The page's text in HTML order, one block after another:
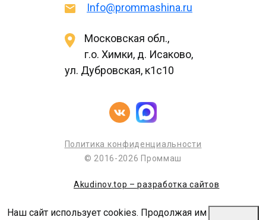
Info@prommashina.ru
Московская обл.,
г.о. Химки, д. Исаково,
ул. Дубровская, к1с10
Политика конфиденциальности
© 2016-2026 Проммаш
Akudinov.top – разработка сайтов
Наш сайт использует cookies. Продолжая им